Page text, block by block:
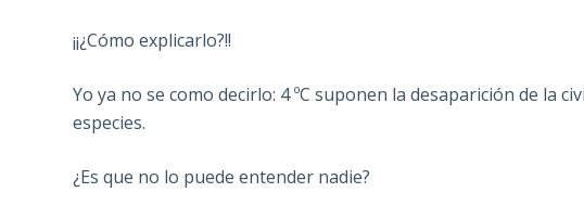
¡¡¿Cómo explicarlo?!!
Yo ya no se como decirlo: 4 ºC suponen la desaparición de la
especies.
¿Es que no lo puede entender nadie?